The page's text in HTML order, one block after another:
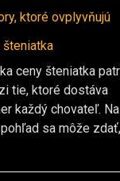
ktoré ovplyvňujú
šteniatka
ceny šteniatka
tie, ktoré dostáva
každý chovateľ. Na
sa môže zdať,